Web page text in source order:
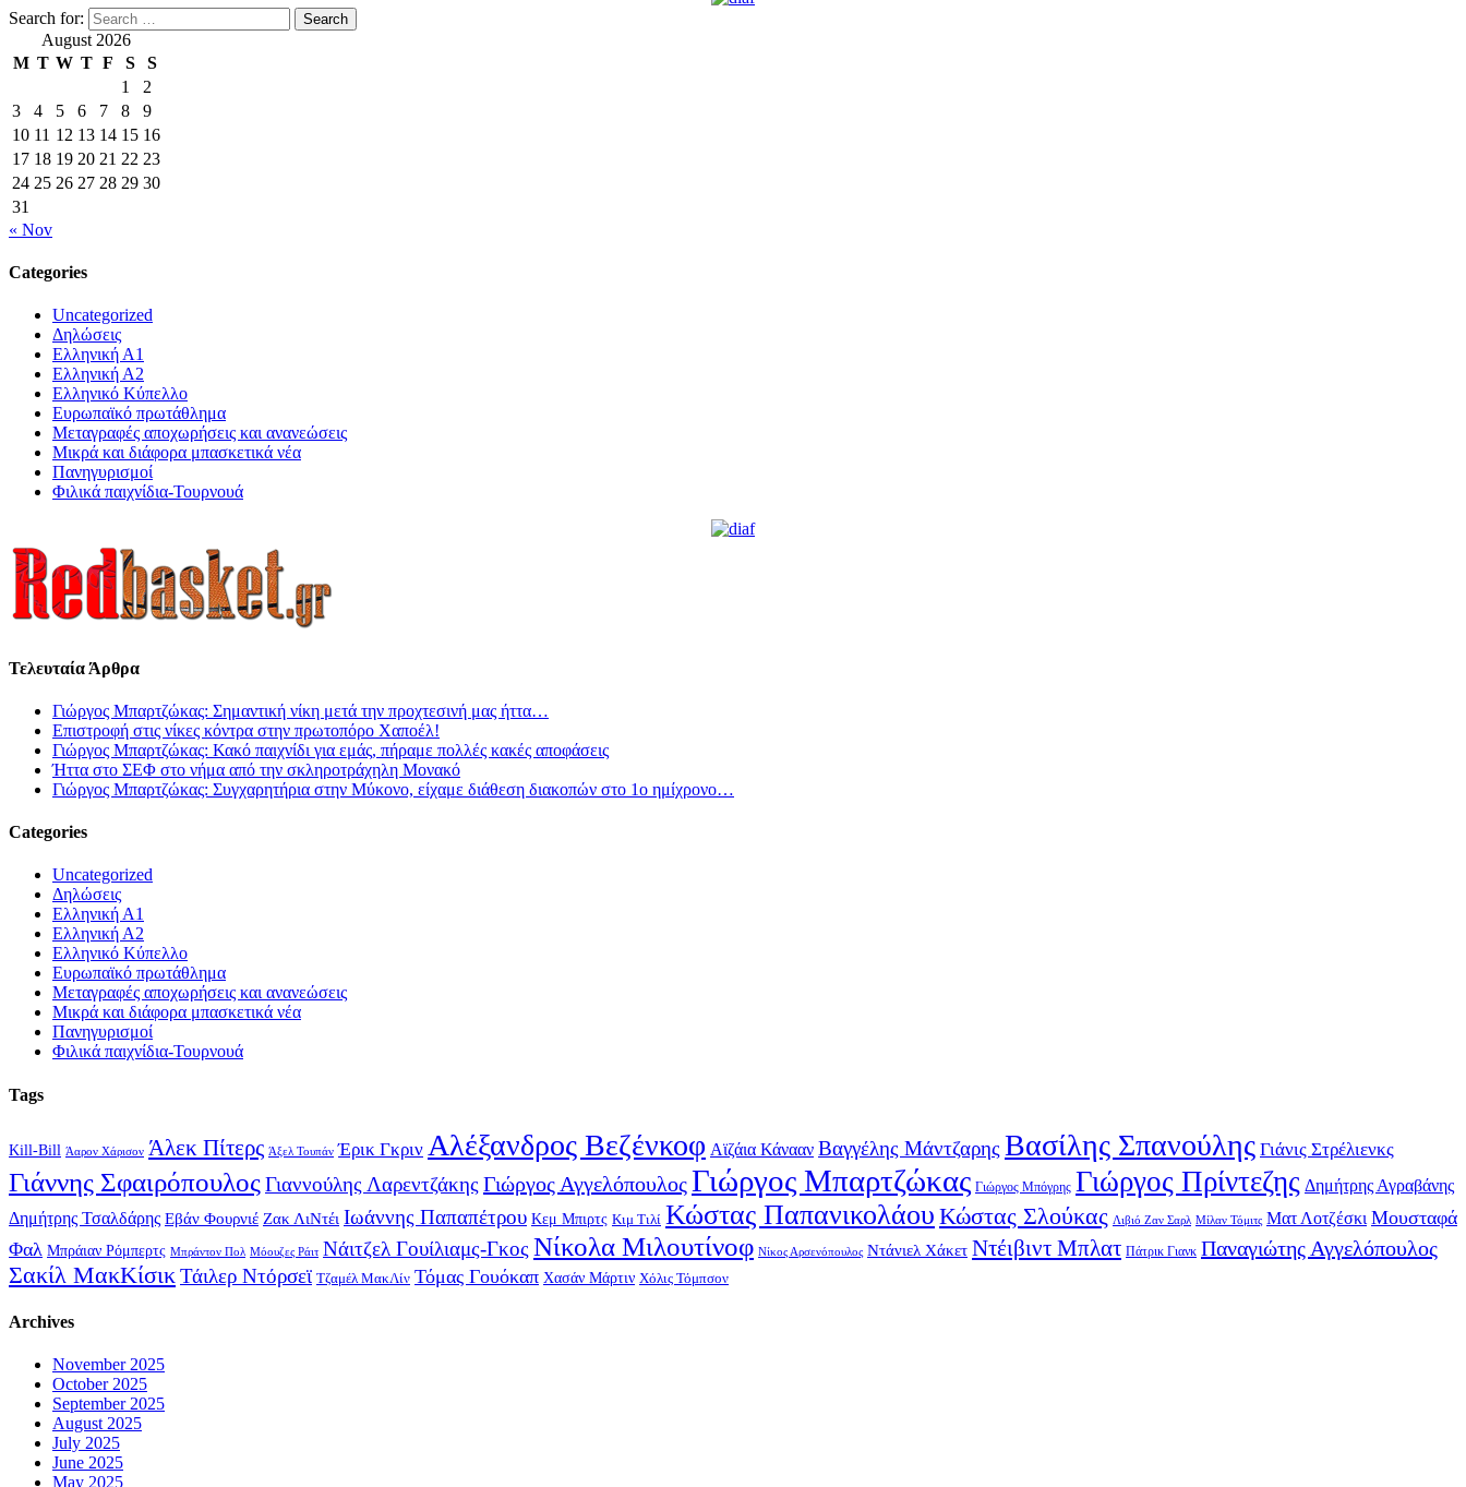
Search for:
August 2026
M T W T F S
S
1
2
3
4 5 6 7 8
9
10 11 12 13 14 15 16
17 18 19 20 21 22 23
24 25 26 27 28 29 30
31
« Nov
Categories
Uncategorized
Δηλώσεις
Ελληνική Α1
Ελληνική Α2
Ελληνικό Κύπελλο
Ευρωπαϊκό πρωτάθλημα
Μεταγραφές αποχωρήσεις και ανανεώσεις
Μικρά και διάφορα μπασκετικά νέα
Πανηγυρισμοί
Φιλικά παιχνίδια-Τουρνουά
Τελευταία Άρθρα
Γιώργος Μπαρτζώκας: Σημαντική νίκη μετά την προχτεσινή μας ήττα…
Επιστροφή στις νίκες κόντρα στην πρωτοπόρο Χαποέλ!
Γιώργος Μπαρτζώκας: Κακό παιχνίδι για εμάς, πήραμε πολλές κακές αποφάσεις
Ήττα στο ΣΕΦ στο νήμα από την σκληροτράχηλη Μονακό
Γιώργος Μπαρτζώκας: Συγχαρητήρια στην Μύκονο, είχαμε διάθεση διακοπών στο 1ο ημίχρονο…
Categories
Uncategorized
Δηλώσεις
Ελληνική Α1
Ελληνική Α2
Ελληνικό Κύπελλο
Ευρωπαϊκό πρωτάθλημα
Μεταγραφές αποχωρήσεις και ανανεώσεις
Μικρά και διάφορα μπασκετικά νέα
Πανηγυρισμοί
Φιλικά παιχνίδια-Τουρνουά
Tags
Kill-Bill Άαρον Χάρισον Άλεκ Πίτερς Άξελ Τουπάν Έρικ Γκριν Αλέξανδρος Βεζένκοφ Αϊζάια Κάνααν Βαγγέλης Μάντζαρης Βασίλης Σπανούλης Γιάνις Στρέλιενκς
Γιάννης ΣφαιρόπουλοςΓιαννούλης Λαρεντζάκης Γιώργος ΑγγελόπουλοςΓιώργος Μπαρτζώκας Γιώργος Μπόγρης Γιώργος Πρίντεζης Δημήτρης Αγραβάνης
Δημήτρης Τσαλδάρης Εβάν Φουρνιέ Ζακ ΛιΝτέι Ιωάννης Παπαπέτρου Κεμ Μπιρτς Κιμ Τιλί Κώστας Παπανικολάου Κώστας Σλούκας Λιβιό Ζαν Σαρλ Μίλαν Τόμιτς Ματ Λοτζέσκι Μουσταφά
Φαλ Μπράιαν Ρόμπερτς Μπράντον Πολ Μόουζες Ράιτ Νάιτζελ Γουίλιαμς-Γκος Νίκολα Μιλουτίνοφ Νίκος Αρσενόπουλος Ντάνιελ Χάκετ Ντέιβιντ Μπλατ Πάτρικ Γιανκ Παναγιώτης Αγγελόπουλος
Σακίλ ΜακΚίσικΤάιλερ Ντόρσεϊ Τζαμέλ ΜακΛίν Τόμας Γουόκαπ Χασάν Μάρτιν Χόλις Τόμπσον
Archives
November 2025
October 2025
September 2025
August 2025
July 2025
June 2025
May 2025